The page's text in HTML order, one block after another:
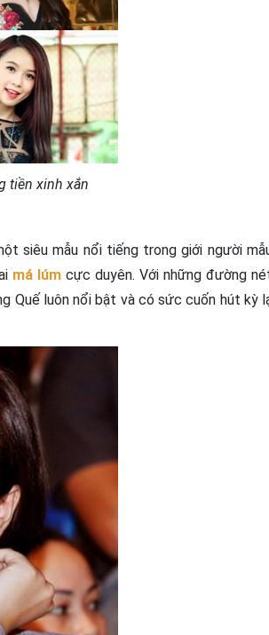
tiền xinh xắn
siêu mẫu nổi tiếng trong giới người
má lúmcực duyên. Với những đường
Quế luôn nổi bật và có sức cuốn hút kỳ